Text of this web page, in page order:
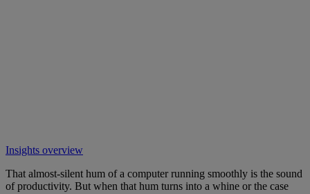
Insights overview
That almost-silent hum of a computer running smoothly is the sound
of productivity. But when that hum turns into a whine or the case